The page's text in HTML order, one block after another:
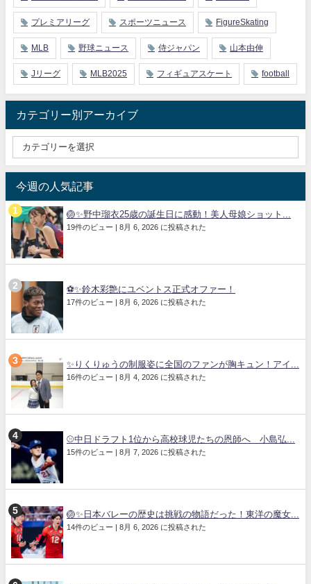
プレミアリーグ スポーツニュース FigureSkating
MLB 野球ニュース 侍ジャパン 山本由伸
Jリーグ MLB2025 フィギュアスケート football
カテゴリー別アーカイブ
今週の人気記事
🏐✨野中瑠衣25歳の誕生日に感動！美人母娘ショット...
19件のビュー 8月 6, 2026 に投稿された
⚽✨鈴木彩艶にユベントス正式オファー！
17件のビュー 8月 6, 2026 に投稿された
✨りくりゅうの制服姿に全国のファンが胸キュン！アイ...
16件のビュー 8月 4, 2026 に投稿された
⚾中日ドラフト1位から高校球児たちの恩師へ 小島弘...
15件のビュー 8月 7, 2026 に投稿された
🏐✨日本バレーの歴史は挑戦の物語だった！東洋の魔女...
14件のビュー 8月 6, 2026 に投稿された